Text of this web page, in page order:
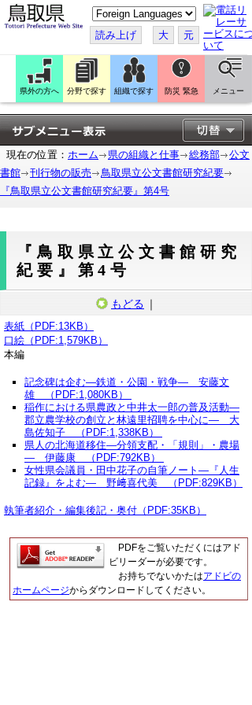
こ
の
ペ
ー
ジ
翻
訳
す
る
読み上げ 大 元
県外の方へ 分野で探す 組織で探す 防災 緊急 メニュー
現在の位置： ホーム 県の組織と仕事 総務部
公文
書館
刊行物の販売
鳥取県立公文書館研究紀要
『鳥取県立公文書館研究紀要』第4号
『鳥取県立公文書館研究
紀要』第4号
もどる ｜
表紙（PDF:13KB）
口絵（PDF:1,579KB）
本編
記念碑は企む―鉄道・公園・戦争― 安藤文
雄 （PDF:1,080KB）
稲作における県農政と中井太一郎の普及活動―
郡立農学校の創立と林遠里招聘を中心に― 大
島佐知子 （PDF:1,338KB）
県人の北海道移住―分領支配・「規則」・農場
― 伊藤康 （PDF:792KB）
女性県会議員・田中花子の自筆ノート―『人生
記録』をよむ― 野﨑喜代美 （PDF:829KB）
執筆者紹介・編集後記・奥付（PDF:35KB）
PDFをご覧いただくにはアド
ビリーダーが必要です。
お持ちでないかたはアドビの
ホームページからダウンロードしてください。